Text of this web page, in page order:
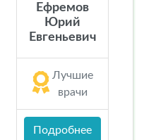
Ефремов
Юрий
Евгеньевич
Лучшие
врачи
Подробнее